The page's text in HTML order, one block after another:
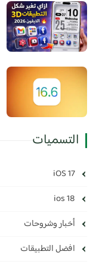
التسميات
أخبار وشروحات
افضل التطبيقات